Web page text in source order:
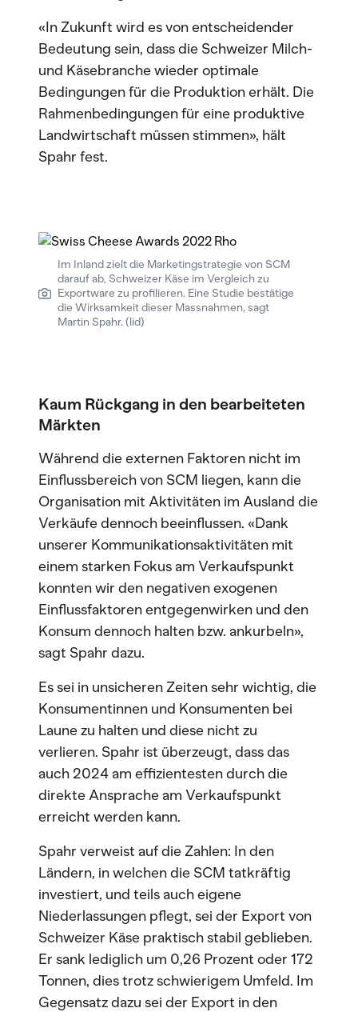
«In Zukunft wird es von entscheidender
Bedeutung sein, dass die Schweizer Milch-
und Käsebranche wieder optimale
Bedingungen für die Produktion erhält. Die
Rahmenbedingungen für eine produktive
Landwirtschaft müssen stimmen», hält
Spahr fest.
Im Inland zielt die Marketingstrategie von SCM
darauf ab, Schweizer Käse im Vergleich zu
Exportware zu profilieren. Eine Studie bestätige
die Wirksamkeit dieser Massnahmen, sagt
Martin Spahr. (lid)
Kaum Rückgang in den bearbeiteten
Märkten
Während die externen Faktoren nicht im
Einflussbereich von SCM liegen, kann die
Organisation mit Aktivitäten im Ausland die
Verkäufe dennoch beeinflussen. «Dank
unserer Kommunikationsaktivitäten mit
einem starken Fokus am Verkaufspunkt
konnten wir den negativen exogenen
Einflussfaktoren entgegenwirken und den
Konsum dennoch halten bzw. ankurbeln»,
sagt Spahr dazu.
Es sei in unsicheren Zeiten sehr wichtig, die
Konsumentinnen und Konsumenten bei
Laune zu halten und diese nicht zu
verlieren. Spahr ist überzeugt, dass das
auch 2024 am effizientesten durch die
direkte Ansprache am Verkaufspunkt
erreicht werden kann.
Spahr verweist auf die Zahlen: In den
Ländern, in welchen die SCM tatkräftig
investiert, und teils auch eigene
Niederlassungen pflegt, sei der Export von
Schweizer Käse praktisch stabil geblieben.
Er sank lediglich um 0,26 Prozent oder 172
Tonnen, dies trotz schwierigem Umfeld. Im
Gegensatz dazu sei der Export in den